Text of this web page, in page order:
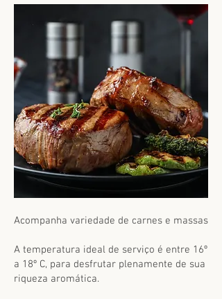
Acompanha variedade de carnes e massas
A temperatura ideal de serviço é entre 16º
a 18º C, para desfrutar plenamente de sua
riqueza aromática.